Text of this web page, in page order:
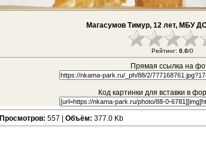
Магасумов Тимур, 12 лет, МБУ
Рейтинг: 0.0/0
Прямая ссылка на
Код картинки для вставки в
Просмотров: 557 | Объём: 377.0 Kb